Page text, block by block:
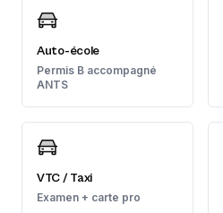
Auto-école
Permis B accompagné
ANTS
VTC / Taxi
Examen + carte pro